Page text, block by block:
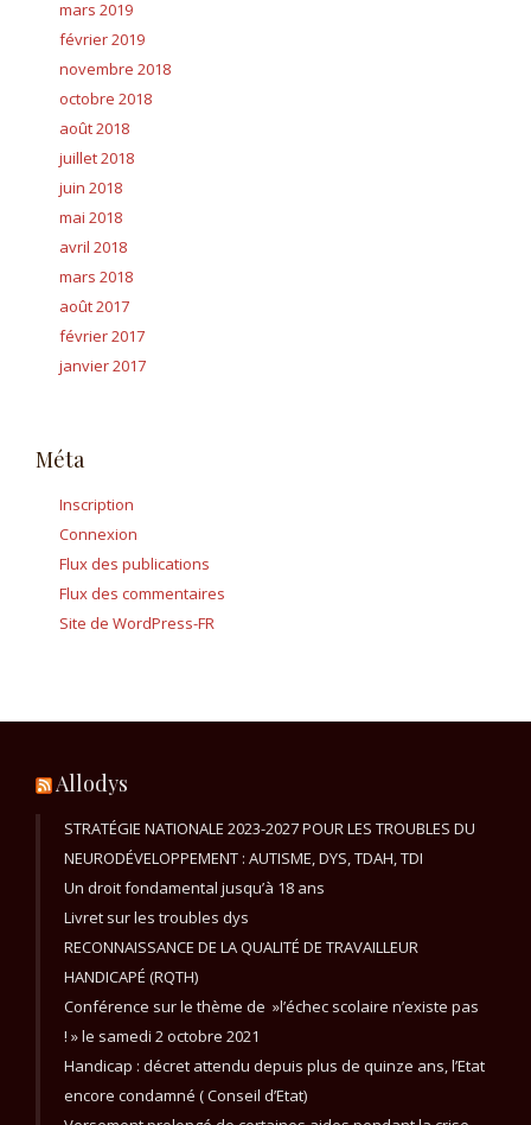
mars 2019
février 2019
novembre 2018
octobre 2018
août 2018
juillet 2018
juin 2018
mai 2018
avril 2018
mars 2018
août 2017
février 2017
janvier 2017
Méta
Inscription
Connexion
Flux des publications
Flux des commentaires
Site de WordPress-FR
Allodys
STRATÉGIE NATIONALE 2023-2027 POUR LES TROUBLES DU
NEURODÉVELOPPEMENT : AUTISME, DYS, TDAH, TDI
Un droit fondamental jusqu’à 18 ans
Livret sur les troubles dys
RECONNAISSANCE DE LA QUALITÉ DE TRAVAILLEUR
HANDICAPÉ (RQTH)
Conférence sur le thème de »l’échec scolaire n’existe pas
! » le samedi 2 octobre 2021
Handicap : décret attendu depuis plus de quinze ans, l’Etat
encore condamné ( Conseil d’Etat)